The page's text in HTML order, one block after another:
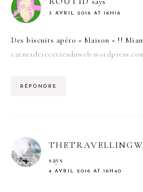
3 AVRIL 2016 AT 16H16
Des biscuits apéro « Maison » !!
RÉPONDRE
says
4 AVRIL 2016 AT 16H40